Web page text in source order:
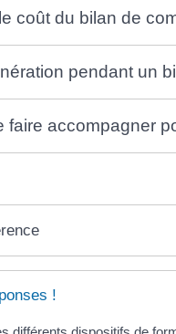
coût du bilan de
pendant un
faire accompagner
!